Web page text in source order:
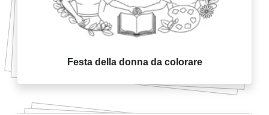
Festa della donna da colorare